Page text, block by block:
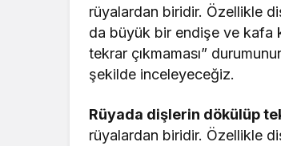
rüyalardan biridir. Özellikle
da büyük bir endişe ve kafa
tekrar çıkmaması”
şekilde inceleyeceğiz.
Rüyada dişlerin dökülüp
rüyalardan biridir. Özellikle